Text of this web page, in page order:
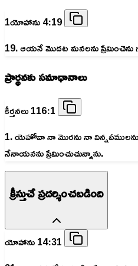
1యోహాను 4:19
19. ఆయనే మొదట మనలను ప్రేమించెను
ప్రార్థనకు సమాధానాలు
కీర్తనలు 116:1
1. యెహోవా నా మొరను నా
నేనాయనను ప్రేమించుచున్నాను.
క్రీస్తుచే ప్రదర్శించబడింది
యోహాను 14:31